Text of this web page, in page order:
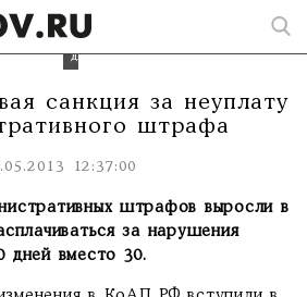
60
дней.
санкция за неуплату
штрафа
12:37:00
штрафов выросли в
за нарушения
дней вместо 30.